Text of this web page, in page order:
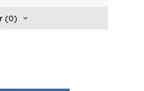
(0)